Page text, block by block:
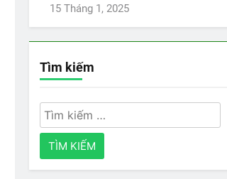
15 Tháng 1, 2025
Tìm kiếm
Tìm
kiếm
cho: